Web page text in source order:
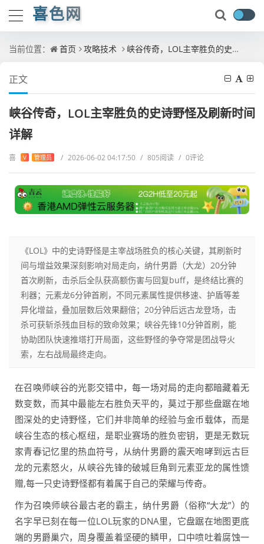
喜色网
当前位置： 首页 攻略技术 峡谷传奇，LOL主宰胜负的史诗野怪及刷新时间详解
正文
峡谷传奇，LOL主宰胜负的史诗野怪及刷新时间
详解
喜 V 管理员 / 2026-06-02 04:17:50 / 805阅读 / 0评论
《LOL》中的史诗野怪是主宰战场胜负的核心关键，其刷新时
间与增益效果深刻影响对局走向，纳什男爵（大龙）20分钟
首次刷新，击杀后全队获高额伤害与回复buff，是终结比赛的
利器；元素龙6分钟首刷，不同元素属性提供移速、护盾等差
异化增益，叠加层数后效果翻倍；20分钟后远古龙登场，击
杀可获斩杀残血目标的致命效果；峡谷先锋10分钟首刷，能
协助团队快速推塔打开局面，这些野怪的争夺常是团战导火
索，左右战局最终走向。
在召唤师峡谷的光影交错中，每一场对局的走向都暗藏着无
数变数，而其中最能左右胜负天平的，莫过于那些盘踞在地
图深处的史诗野怪，它们并非简单的经验与金币载体，而是
峡谷生态的核心枢纽，是职业赛场的胜负密钥，更是无数玩
家青春记忆里的热血符号，从纳什男爵的震天咆哮到远古巨
龙的元素怒火，从峡谷先锋的破城巨角到元素亚龙的属性馈
赠,每一只史诗野怪都有着属于自己的荣耀与传奇。
作为召唤师峡谷最古老的霸主，纳什男爵（俗称“大龙”）的
名字早已刻在每一位LOL玩家的DNA里，它盘踞在地图更底
端的男爵巢穴，周身覆盖着坚硬的鳞甲，口中喷吐着腐蚀一